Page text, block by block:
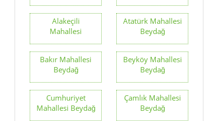
Alakeçili
Mahallesi
Atatürk Mahallesi
Beydağ
Bakır Mahallesi
Beydağ
Beyköy Mahallesi
Beydağ
Cumhuriyet
Mahallesi Beydağ
Çamlık Mahallesi
Beydağ